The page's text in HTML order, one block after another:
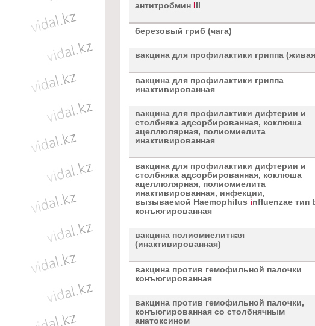
антитробмин
березовый гриб (чага)
вакцина для профилактики гриппа
вакцина для профилактики гриппа
инактивированная
вакцина для профилактики дифтерии и
столбняка адсорбированная, коклюша
ацеллюлярная, полиомиелита
инактивированная
вакцина для профилактики дифтерии и
столбняка адсорбированная, коклюша
ацеллюлярная, полиомиелита
инактивированная, инфекции,
вызываемой Haemophilus influenzae тип
конъюгированная
вакцина полиомиелитная
(инактивированная)
вакцина против гемофильной палочки
конъюгированная
вакцина против гемофильной палочки,
конъюгированная со столбнячным
анатоксином